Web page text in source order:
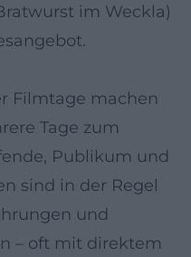
im Weckla)
Filmtage machen
Tage zum
Publikum und
sind in der Regel
und
– oft mit direktem